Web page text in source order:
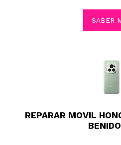
SABER
REPARAR MOVIL